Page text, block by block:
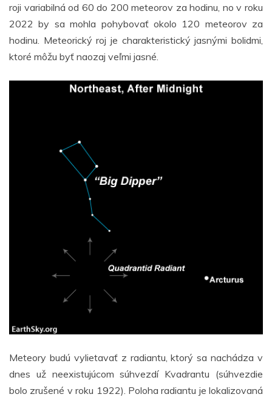
roji variabilná od 60 do 200 meteorov za hodinu, no v roku
2022 by sa mohla pohybovať okolo 120 meteorov za
hodinu. Meteorický roj je charakteristický jasnými bolidmi,
ktoré môžu byť naozaj veľmi jasné.
Meteory budú vylietavať z radiantu, ktorý sa nachádza v
dnes už neexistujúcom súhvezdí Kvadrantu (súhvezdie
bolo zrušené v roku 1922). Poloha radiantu je lokalizovaná